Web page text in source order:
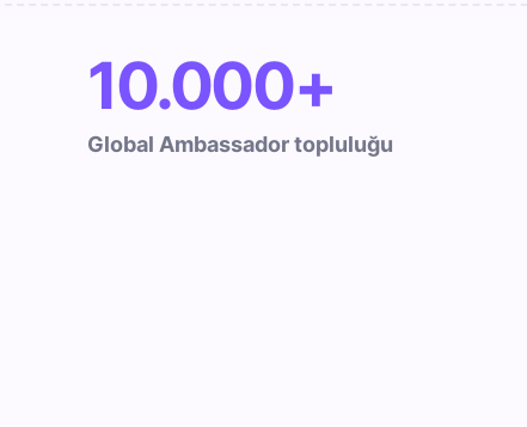
10.000+
Global Ambassador topluluğu